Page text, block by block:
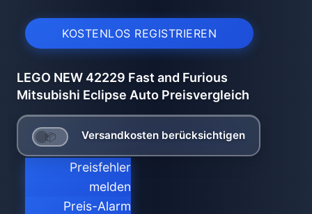
KOSTENLOS REGISTRIEREN
LEGO NEW 42229 Fast and Furious
Mitsubishi Eclipse Auto Preisvergleich
Versandkosten berücksichtigen
Preisfehler
melden
Preis-Alarm